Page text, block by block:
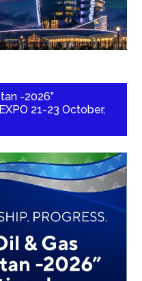
-2026”
21-23 October,